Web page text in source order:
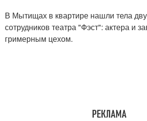
В Мытищах в квартире нашли тела
сотрудников театра "Фэст": актера и
гримерным цехом.